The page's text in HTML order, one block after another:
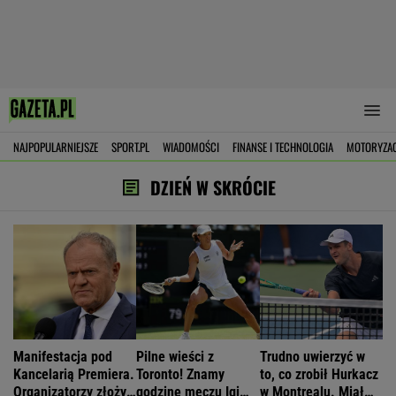
NAJPOPULARNIEJSZE SPORT.PL WIADOMOŚCI FINANSE I TECHNOLOGIA
DZIEŃ W SKRÓCIE
Manifestacja pod
Kancelarią Premiera.
Organizatorzy złożyli
Pilne wieści z
Toronto! Znamy
godzinę meczu Igi
Trudno uwierzyć w
to, co zrobił Hurkacz
w Montrealu. Miał